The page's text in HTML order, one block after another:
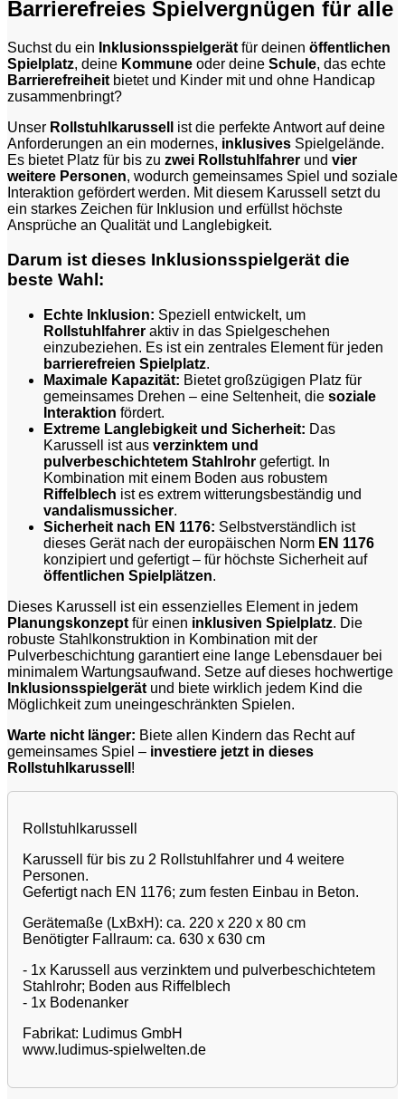
Barrierefreies Spielvergnügen für alle
Suchst du ein Inklusionsspielgerät für deinen öffentlichen
Spielplatz, deine Kommune oder deine Schule, das echte
Barrierefreiheit bietet und Kinder mit und ohne Handicap
zusammenbringt?
Unser Rollstuhlkarussell
ist die perfekte Antwort auf deine
Anforderungen an ein modernes, inklusives Spielgelände.
Es bietet Platz für bis zu zwei Rollstuhlfahrer und vier
weitere Personen, wodurch gemeinsames Spiel und soziale
Interaktion gefördert werden. Mit diesem Karussell setzt du
ein starkes Zeichen für Inklusion und erfüllst höchste
Ansprüche an Qualität und Langlebigkeit.
Darum ist dieses Inklusionsspielgerät die
beste Wahl:
Echte Inklusion: Speziell entwickelt, um
Rollstuhlfahrer aktiv in das Spielgeschehen
einzubeziehen. Es ist ein zentrales Element für jeden
barrierefreien Spielplatz.
Maximale Kapazität: Bietet großzügigen Platz für
gemeinsames Drehen – eine Seltenheit, die soziale
Interaktion fördert.
Extreme Langlebigkeit und Sicherheit: Das
Karussell ist aus verzinktem und
pulverbeschichtetem Stahlrohr gefertigt. In
Kombination mit einem Boden aus robustem
Riffelblech ist es extrem witterungsbeständig und
vandalismussicher.
Sicherheit nach EN 1176: Selbstverständlich ist
dieses Gerät nach der europäischen Norm EN 1176
konzipiert und gefertigt – für höchste Sicherheit auf
öffentlichen Spielplätzen.
Dieses Karussell ist ein essenzielles Element in jedem
Planungskonzept für einen inklusiven Spielplatz. Die
robuste Stahlkonstruktion in Kombination mit der
Pulverbeschichtung garantiert eine lange Lebensdauer bei
minimalem Wartungsaufwand. Setze auf dieses hochwertige
Inklusionsspielgerät und biete wirklich jedem Kind die
Möglichkeit zum uneingeschränkten Spielen.
Warte nicht länger: Biete allen Kindern das Recht auf
gemeinsames Spiel – investiere jetzt in dieses
Rollstuhlkarussell !
Rollstuhlkarussell
Karussell für bis zu 2 Rollstuhlfahrer und 4 weitere
Personen.
Gefertigt nach EN 1176; zum festen Einbau in Beton.
Gerätemaße (LxBxH): ca. 220 x 220 x 80 cm
Benötigter Fallraum: ca. 630 x 630 cm
- 1x Karussell aus verzinktem und pulverbeschichtetem
Stahlrohr; Boden aus Riffelblech
- 1x Bodenanker
Fabrikat: Ludimus GmbH
www.ludimus-spielwelten.de